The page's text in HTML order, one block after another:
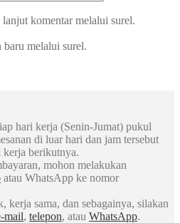
komentar melalui surel.
baru melalui surel.
hari kerja (Senin-Jumat) pukul
di luar hari dan jam tersebut
kerja berikutnya.
mohon melakukan
atau WhatsApp ke nomor
kerja sama, dan sebagainya, silakan
mail, telepon, atau WhatsApp.